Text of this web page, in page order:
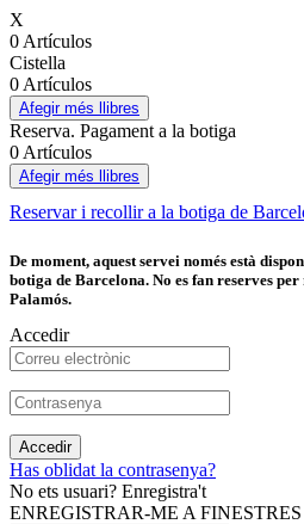
X
0 Artículos
Cistella
0 Artículos
Afegir més llibres
Reserva. Pagament a la botiga
0 Artículos
Afegir més llibres
Reservar i recollir a la botiga de
De moment, aquest servei només està
botiga de Barcelona. No es fan reserves
Palamós.
Accedir
Accedir
Has oblidat la contrasenya?
No ets usuari? Enregistra't
ENREGISTRAR-ME A FINESTRES